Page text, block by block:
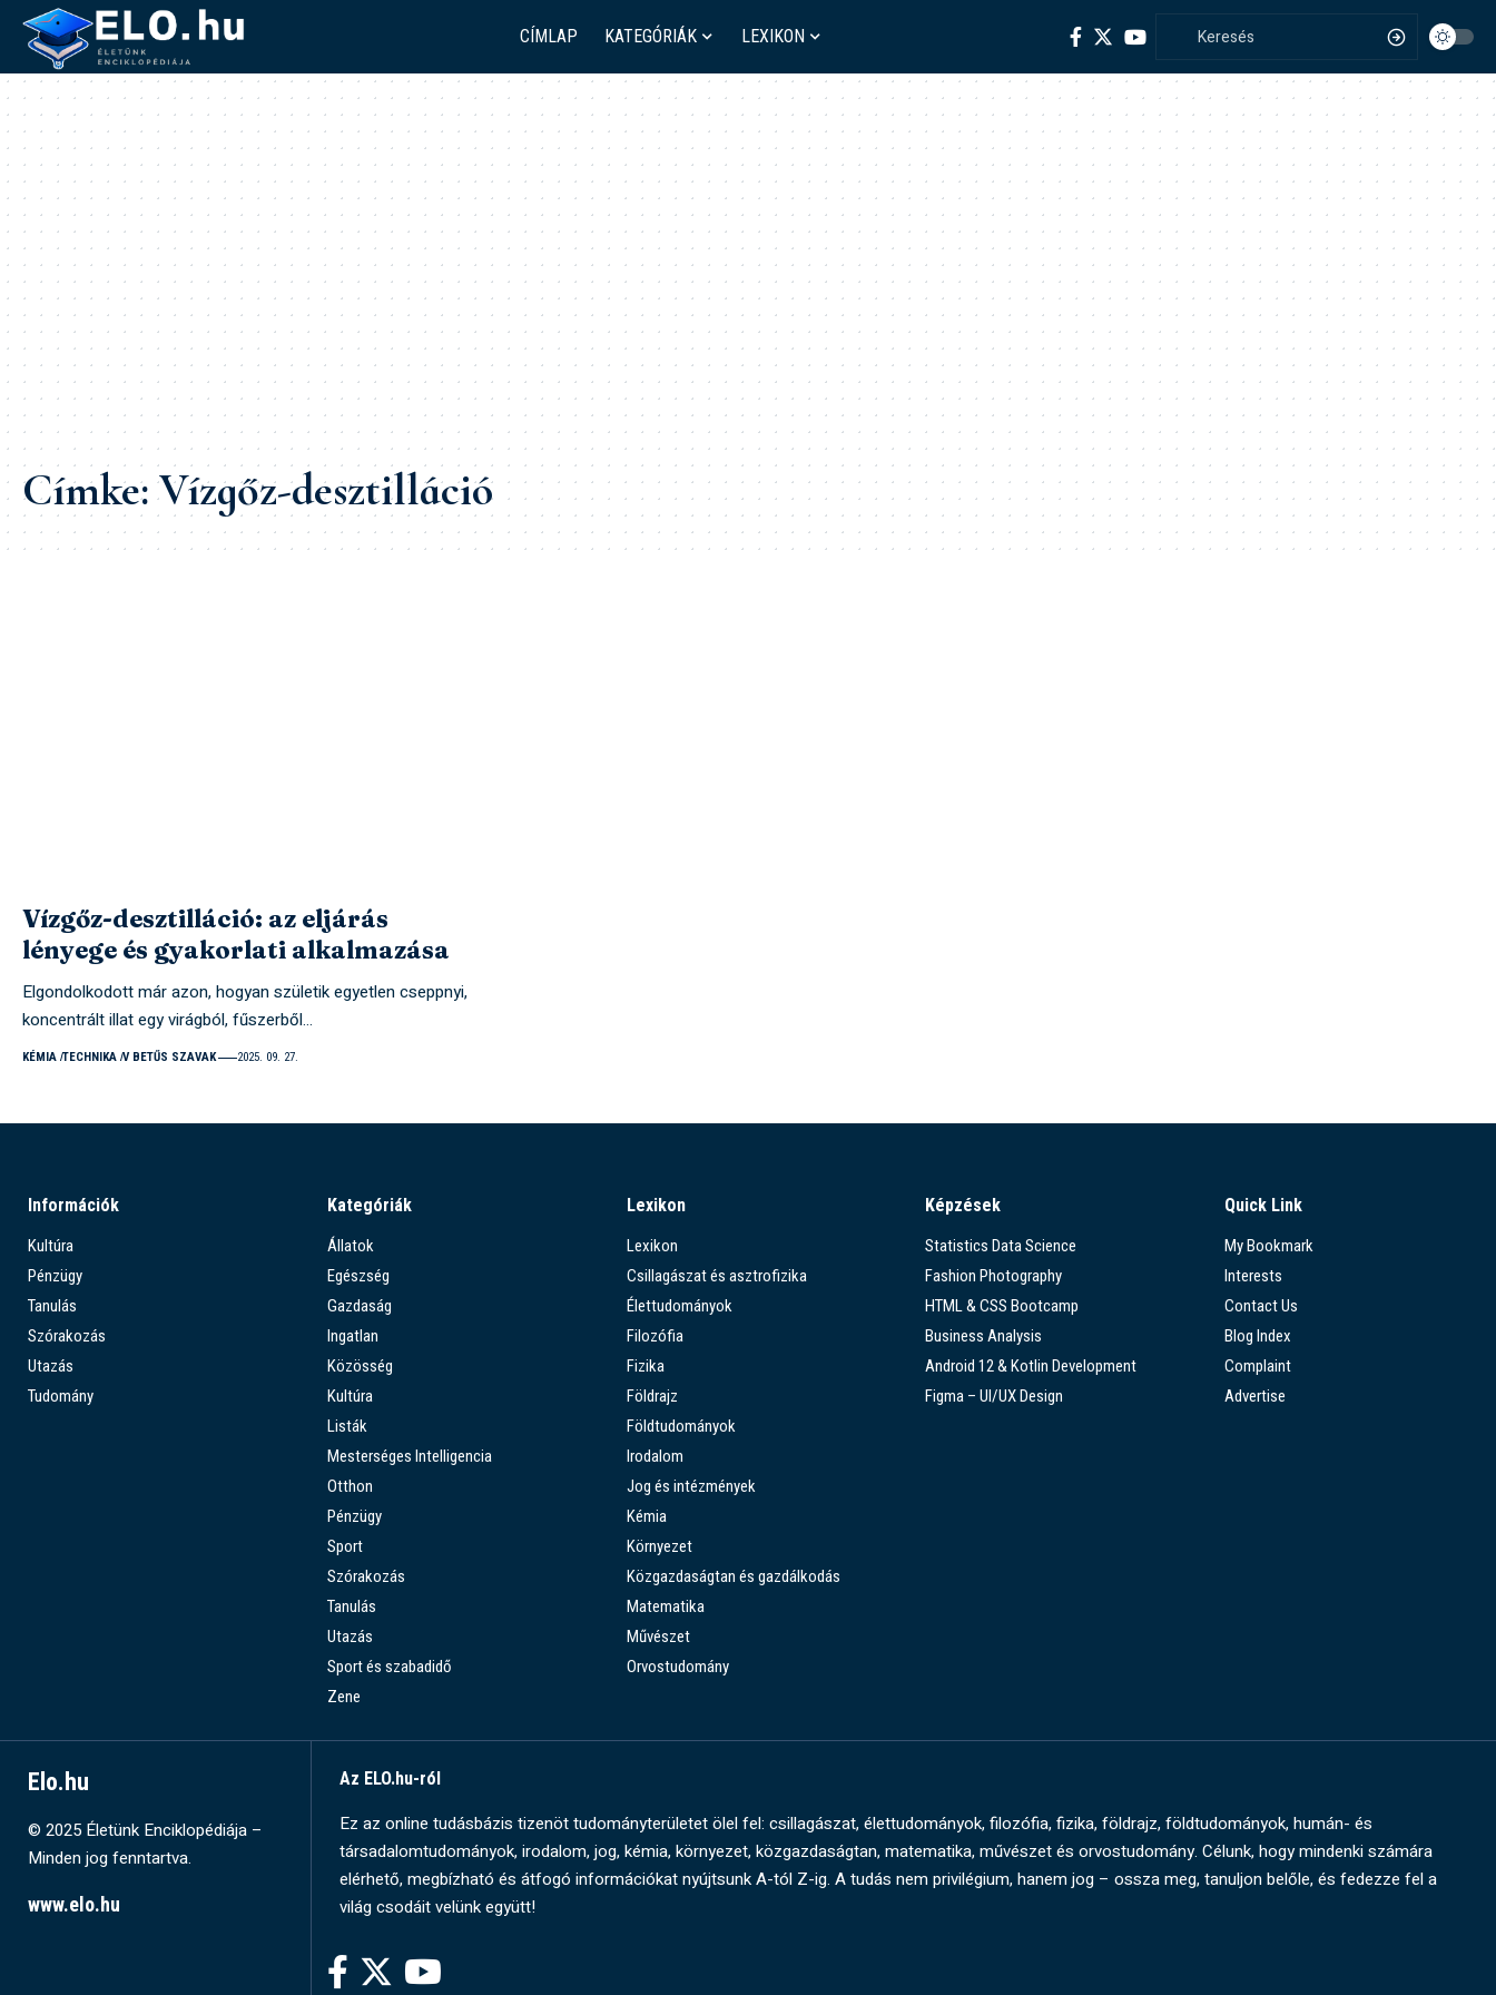
CÍMLAP KATEGÓRIÁK LEXIKON
Címke:Vízgőz-desztilláció
Vízgőz-desztilláció: az eljárás
lényege és gyakorlati alkalmazása
Elgondolkodott már azon, hogyan születik egyetlen cseppnyi,
koncentrált illat egy virágból, fűszerből…
KÉMIA TECHNIKA V BETŰS SZAVAK 2025. 09. 27.
Információk
Kultúra
Pénzügy
Tanulás
Szórakozás
Utazás
Tudomány
Kategóriák
Állatok
Egészség
Gazdaság
Ingatlan
Közösség
Kultúra
Listák
Mesterséges Intelligencia
Otthon
Pénzügy
Sport
Szórakozás
Tanulás
Utazás
Sport és szabadidő
Zene
Lexikon
Lexikon
Csillagászat és asztrofizika
Élettudományok
Filozófia
Fizika
Földrajz
Földtudományok
Irodalom
Jog és intézmények
Kémia
Környezet
Közgazdaságtan és gazdálkodás
Matematika
Művészet
Orvostudomány
Képzések
Statistics Data Science
Fashion Photography
HTML & CSS Bootcamp
Business Analysis
Android 12 & Kotlin Development
Figma – UI/UX Design
Quick Link
My Bookmark
Interests
Contact Us
Blog Index
Complaint
Advertise
Elo.hu
© 2025 Életünk Enciklopédiája –
Minden jog fenntartva.
www.elo.hu
Az ELO.hu-ról
Ez az online tudásbázis tizenöt tudományterületet ölel fel: csillagászat, élettudományok, filozófia, fizika, földrajz, földtudományok, humán- és
társadalomtudományok, irodalom, jog, kémia, környezet, közgazdaságtan, matematika, művészet és orvostudomány. Célunk, hogy mindenki számára
elérhető, megbízható és átfogó információkat nyújtsunk A-tól Z-ig. A tudás nem privilégium, hanem jog – ossza meg, tanuljon belőle, és fedezze fel a
világ csodáit velünk együtt!